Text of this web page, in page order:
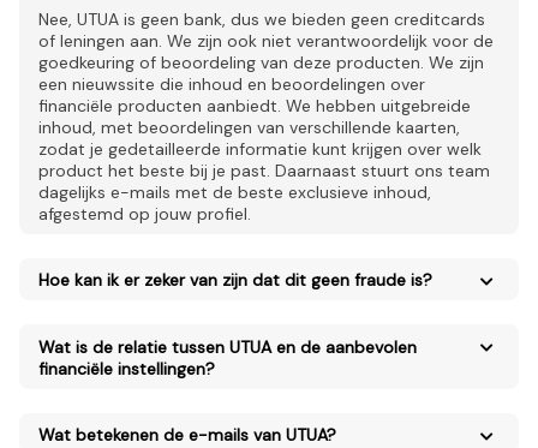
Nee, UTUA is geen bank, dus we bieden geen creditcards
of leningen aan. We zijn ook niet verantwoordelijk voor de
goedkeuring of beoordeling van deze producten. We zijn
een nieuwssite die inhoud en beoordelingen over
financiële producten aanbiedt. We hebben uitgebreide
inhoud, met beoordelingen van verschillende kaarten,
zodat je gedetailleerde informatie kunt krijgen over welk
product het beste bij je past. Daarnaast stuurt ons team
dagelijks e-mails met de beste exclusieve inhoud,
afgestemd op jouw profiel.
Hoe kan ik er zeker van zijn dat dit geen fraude is?
Wat is de relatie tussen UTUA en de aanbevolen
financiële instellingen?
Wat betekenen de e-mails van UTUA?